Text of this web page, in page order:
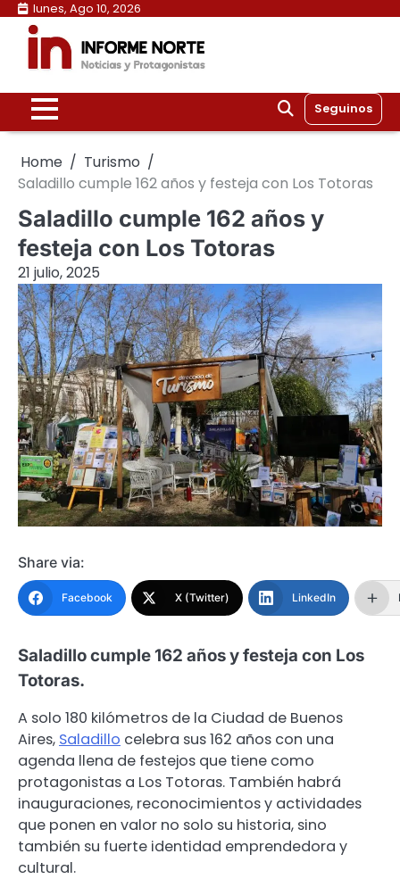
Skip
content
lunes, Ago 10, 2026
Seguinos
Home
Turismo
Saladillo cumple 162 años y festeja con Los Totoras
Saladillo cumple 162 años y
festeja con Los Totoras
21 julio, 2025
Share via:
Facebook X (Twitter) LinkedIn
Saladillo cumple 162 años y festeja con Los
Totoras.
A solo 180 kilómetros de la Ciudad de Buenos
Aires, Saladillo celebra sus 162 años con una
agenda llena de festejos que tiene como
protagonistas a Los Totoras. También habrá
inauguraciones, reconocimientos y actividades
que ponen en valor no solo su historia, sino
también su fuerte identidad emprendedora y
cultural.